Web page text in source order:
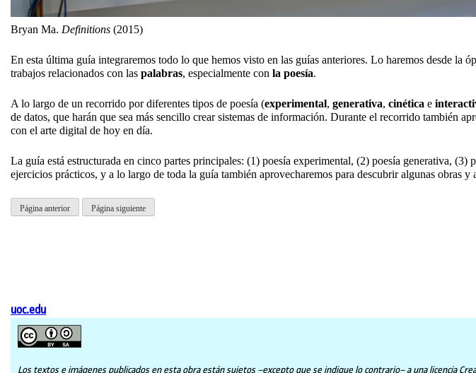
Bryan Ma. Definitions (2015)
En esta última guía integraremos todo lo que hemos visto en las guías anteriores. Lo haremos desde la
trabajos relacionados con las palabras, especialmente con la poesía.
A lo largo de un recorrido por diferentes tipos de poesía (experimental, generativa, cinética e
de datos, que harán que sea más sencillo crear sistemas de información. Durante el recorrido también
con el arte digital de hoy en día.
La guía está estructurada en cinco partes principales: (1) poesía experimental, (2) poesía generativa,
ejercicios prácticos, y a lo largo de toda la guía también aprovecharemos para descubrir algunas obras
Página anterior Página siguiente
uoc.edu
Los textos e imágenes publicados en esta obra están sujetos –excepto que se indique lo contrario– a una licencia